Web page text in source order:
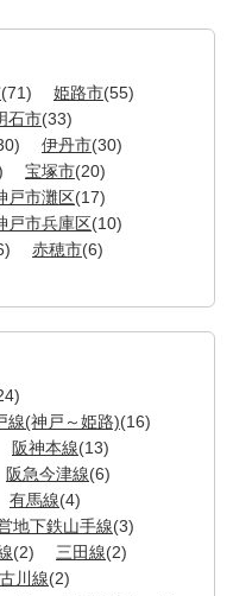
(71) 姫路市(55)
石市(33)
伊丹市(30)
宝塚市(20)
戸市灘区(17)
戸市兵庫区(10)
赤穂市(6)
線(神戸～姫路)(16)
阪神本線(13)
阪急今津線(6)
有馬線(4)
地下鉄山手線(3)
(2) 三田線(2)
川線(2)